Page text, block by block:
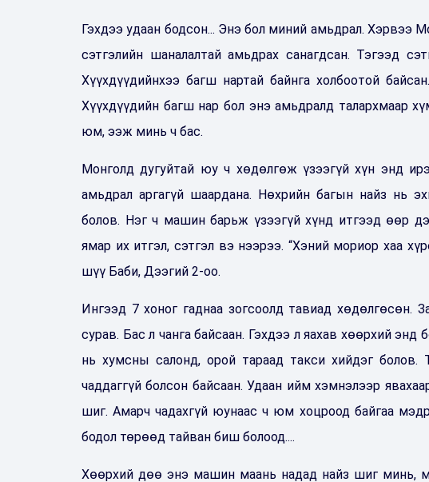
Гэхдээ удаан бодсон... Энэ бол миний амьдрал. Хэрвээ
сэтгэлийн шаналалтай амьдрах санагдсан. Тэгээд
Хүүхдүүдийнхээ багш нартай байнга холбоотой
Хүүхдүүдийн багш нар бол энэ амьдралд талархмаар
юм, ээж минь ч бас.
Монголд дугуйтай юу ч хөдөлгөж үзээгүй хүн энд
амьдрал аргагүй шаардана. Нөхрийн багын найз нь
болов. Нэг ч машин барьж үзээгүй хүнд итгээд өөр
ямар их итгэл, сэтгэл вэ нээрээ. “Хэний мориор хаа
шүү Баби, Дээгий 2-оо.
Ингээд 7 хоног гаднаа зогсоолд тавиад хөдөлгөсөн.
сурав. Бас л чанга байсаан. Гэхдээ л яахав хөөрхий
нь хумсны салонд, орой тараад такси хийдэг
чаддаггүй болсон байсаан. Удаан ийм хэмнэлээр
шиг. Амарч чадахгүй юунаас ч юм хоцроод байгаа
бодол төрөөд тайван биш болоод....
Хөөрхий дөө энэ машин маань надад найз шиг минь,